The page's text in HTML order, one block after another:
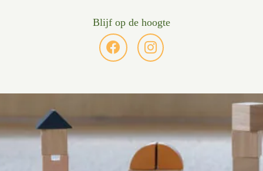
Blijf op de hoogte